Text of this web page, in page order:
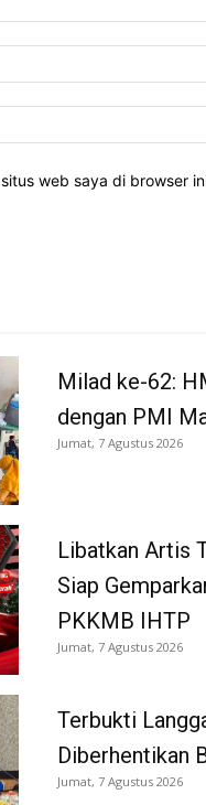
web saya di browser
Milad ke-62:
dengan PMI
Jumat, 7 Agustus 2026
Libatkan Artis
Siap
PKKMB IHTP
Jumat, 7 Agustus 2026
Terbukti
Diberhentikan
Jumat, 7 Agustus 2026